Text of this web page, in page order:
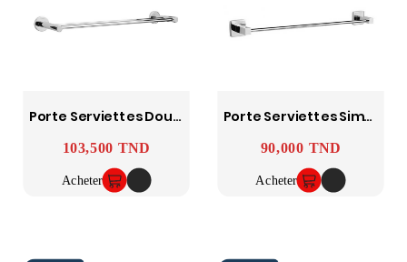
Porte Serviettes Double Yasmine SOPAL
Prix
103,500 TND
Acheter
Porte Serviettes Simple Ward SANA SOPAL
Prix
90,000 TND
Acheter